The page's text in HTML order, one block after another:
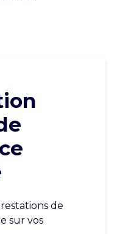
de
sur vos